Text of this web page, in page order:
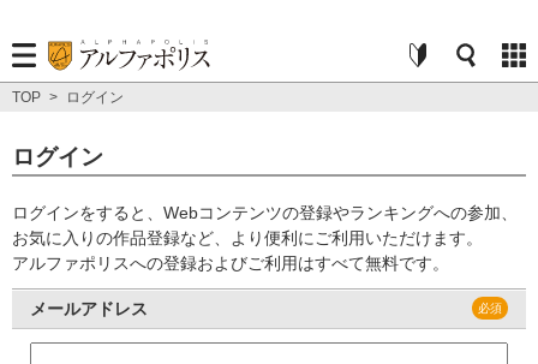
TOP > ログイン
ログイン
ログインをすると、Webコンテンツの登録やランキングへの参加、
お気に入りの作品登録など、より便利にご利用いただけます。
アルファポリスへの登録およびご利用はすべて無料です。
メールアドレス